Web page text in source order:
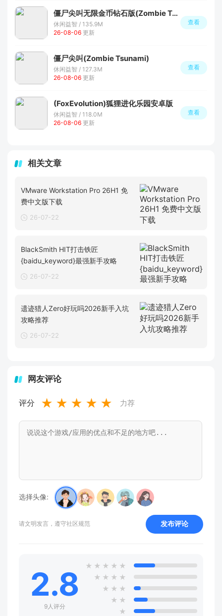
僵尸尖叫无限金币钻石版(Zombie Tsunami)
休闲益智 / 135.9M
26-08-06 更新
查看
僵尸尖叫(Zombie Tsunami)
休闲益智 / 127.3M
26-08-06 更新
查看
(FoxEvolution)狐狸进化乐园安卓版
休闲益智 / 118.0M
26-08-06 更新
查看
相关文章
VMware Workstation Pro 26H1 免
费中文版下载
26-07-22
BlackSmith HIT打击铁匠
{baidu_keyword}最强新手攻略
26-07-22
遗迹猎人Zero好玩吗2026新手入坑
攻略推荐
26-07-22
网友评论
评分 ★ ★ ★ ★ ★ 力荐
选择头像:
请文明发言，遵守社区规范 发布评论
2.8
9人评分
★ ★ ★ ★ ★
★ ★ ★ ★
★ ★ ★
★ ★
★